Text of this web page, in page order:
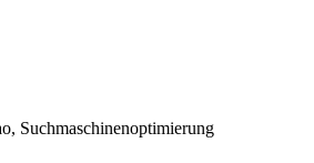
Suchmaschinenoptimierung